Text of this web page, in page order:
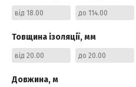
Товщина ізоляції, мм
Довжина, м